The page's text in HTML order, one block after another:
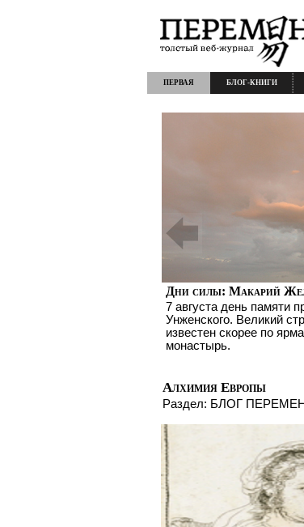
ПЕРВАЯ БЛОГ-КНИГИ
Дни силы: Макарий
7 августа день памяти
Унженского. Великий
известен скорее по
монастырь.
Алхимия Европы
Раздел: БЛОГ